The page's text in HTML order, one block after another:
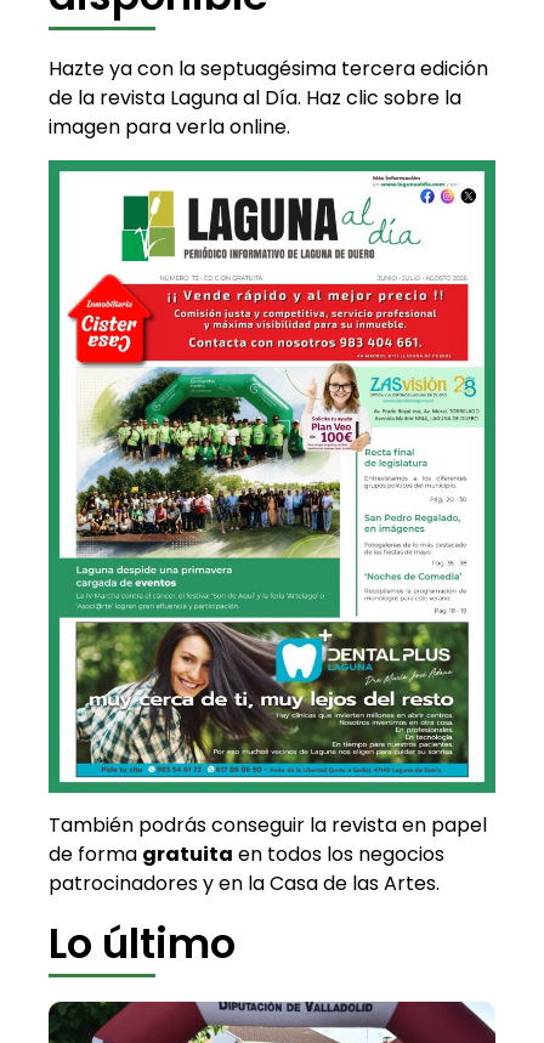
Hazte ya con la septuagésima tercera edición
de la revista Laguna al Día. Haz clic sobre la
imagen para verla online.
También podrás conseguir la revista en papel
de forma gratuita en todos los negocios
patrocinadores y en la Casa de las Artes.
Lo último